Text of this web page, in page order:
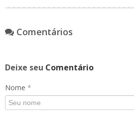
Comentários
Deixe seu Comentário
Nome *